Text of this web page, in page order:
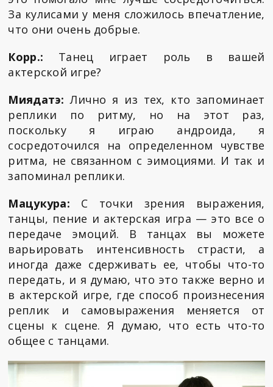
За кулисами у меня сложилось впечатление,
что они очень добрые.
Корр.: Танец играет роль в вашей
актерской игре?
Миядатэ:Лично я из тех, кто запоминает
реплики по ритму, но на этот раз,
поскольку я играю андроида, я
сосредоточился на определенном чувстве
ритма, не связанном с эимоциями. И так и
запоминал реплики.
Мацукура: С точки зрения выражения,
танцы, пение и актерская игра — это все о
передаче эмоций. В танцах вы можете
варьировать интенсивность страсти, а
иногда даже сдерживать ее, чтобы что-то
передать, и я думаю, что это также верно и
в актерской игре, где способ произнесения
реплик и самовыражения меняется от
сцены к сцене. Я думаю, что есть что-то
общее с танцами.